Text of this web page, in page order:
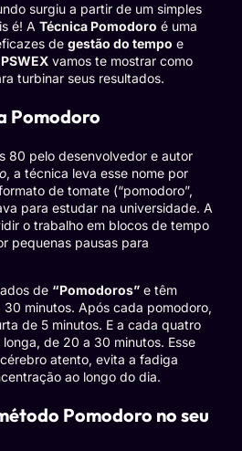
surgiu a partir de um simples
é! A Técnica Pomodoro é uma
de gestão do tempo e
PSWEX vamos te mostrar como
turbinar seus resultados.
Pomodoro
80 pelo desenvolvedor e autor
, a técnica leva esse nome por
de tomate (“pomodoro”,
para estudar na universidade. A
o trabalho em blocos de tempo
pequenas pausas para
de “Pomodoros” e têm
minutos. Após cada pomodoro,
de 5 minutos. E a cada quatro
de 20 a 30 minutos. Esse
atento, evita a fadiga
ao longo do dia.
Pomodoro no seu